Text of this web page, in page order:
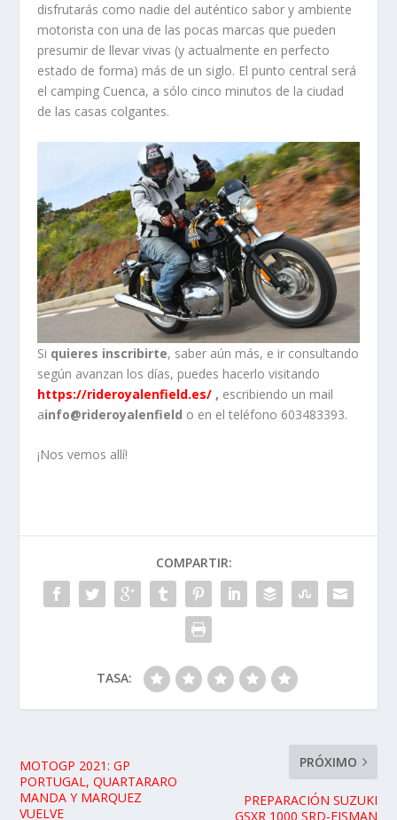
disfrutarás como nadie del auténtico sabor y ambiente
motorista con una de las pocas marcas que pueden
presumir de llevar vivas (y actualmente en perfecto
estado de forma) más de un siglo. El punto central será
el camping Cuenca, a sólo cinco minutos de la ciudad
de las casas colgantes.
Si quieres inscribirte, saber aún más, e ir consultando
según avanzan los días, puedes hacerlo visitando
https://rideroyalenfield.es/ , escribiendo un mail
ainfo@rideroyalenfield o en el teléfono 603483393.
¡Nos vemos allí!
COMPARTIR:
TASA:
MOTOGP 2021: GP
PORTUGAL, QUARTARARO
MANDA Y MARQUEZ
VUELVE
PRÓXIMO
PREPARACIÓN SUZUKI
GSXR 1000 SRD-EISMAN